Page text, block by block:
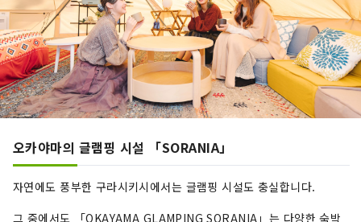
오카야마의 글램핑 시설 「SORANIA」
자연에도 풍부한 구라시키시에서는 글램핑 시설도 충실합니다.
그 중에서도 「OKAYAMA GLAMPING SORANIA」는 다양한 숙박